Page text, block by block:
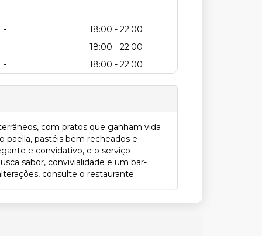
-
-
-
18:00 - 22:00
-
18:00 - 22:00
-
18:00 - 22:00
com pratos que ganham vida
paella, pastéis bem recheados e
e convidativo, e o serviço
sabor, convivialidade e um bar-
consulte o restaurante.